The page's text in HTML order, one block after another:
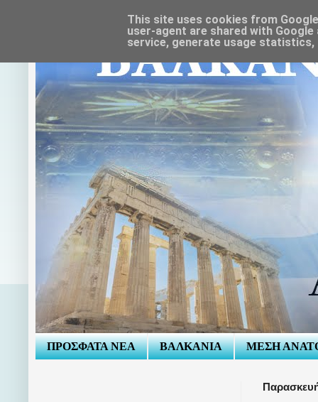
ΠΡΟΣΦΑΤΑ ΝΕΑ ΒΑΛΚΑΝΙΑ ΜΕΣΗ
This site uses cookies from
user-agent are shared with
service, generate usage statistics,